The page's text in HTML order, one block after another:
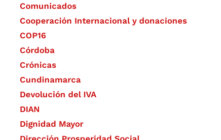
Comunicados
Cooperación Internacional y donaciones
COP16
Córdoba
Crónicas
Cundinamarca
Devolución del IVA
DIAN
Dignidad Mayor